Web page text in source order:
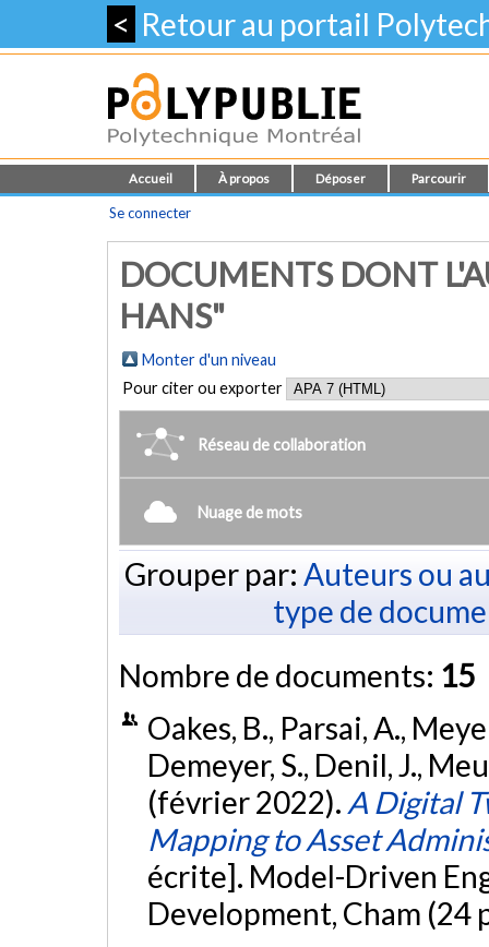
< Retour au portail
Accueil À propos Déposer Parcourir
Se connecter
DOCUMENTS DONT
HANS"
Monter d'un niveau
Pour citer ou exporter
Réseau de collaboration
Nuage de mots
Grouper par: Auteurs ou
type de
Nombre de documents: 15
Oakes, B., Parsai, A.,
Demeyer, S., Denil, J.,
(février 2022). A Digital
Mapping to Asset
écrite]. Model-Driven
Development, Cham (24